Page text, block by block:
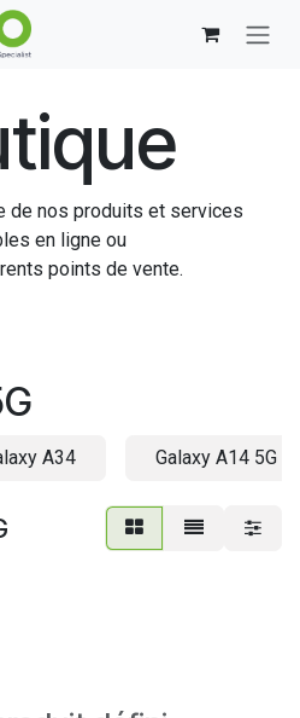
de nos produits et services
en ligne ou
points de vente.
A34 Galaxy A14 5G